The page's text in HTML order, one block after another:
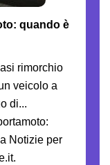
quando è
rimorchio
veicolo a
di...
Notizie per